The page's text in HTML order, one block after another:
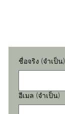
ชื่อจริง (จำเป็น)
อีเมล (จำเป็น)